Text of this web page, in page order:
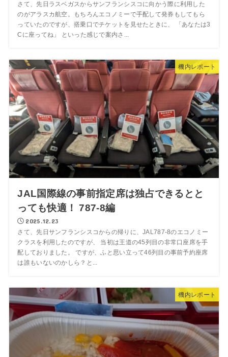
さて、先日ラスベガスからサンフランシスコに向かう際に利用した
のがアラスカ航空。もちろんエコノミーで手配して発券もしてもら
っていたのですが、搭乗口でチケットを見せたときに、 「あなたは3
Cに座ってね」 といった感じで案内さ...
機内レポート
JAL国際線の事前指定席は独占できるとと
っても快適！ 787-8編
2025.12.23
さて、先日サンフランシスコからの帰りに、JAL787-8のエコノミー
クラスを利用したのですが、 当初は王道の45列目の非常口座席を手
配しておりました。 ですが、ふと思い立って46列目の事前予約座席
は誰もいないのかしら？と...
機内レポート